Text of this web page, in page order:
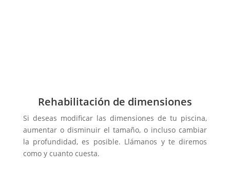
Rehabilitación de dimensiones
Si deseas modificar las dimensiones de tu piscina,
aumentar o disminuir el tamaño, o incluso cambiar
la profundidad, es posible. Llámanos y te diremos
como y cuanto cuesta.